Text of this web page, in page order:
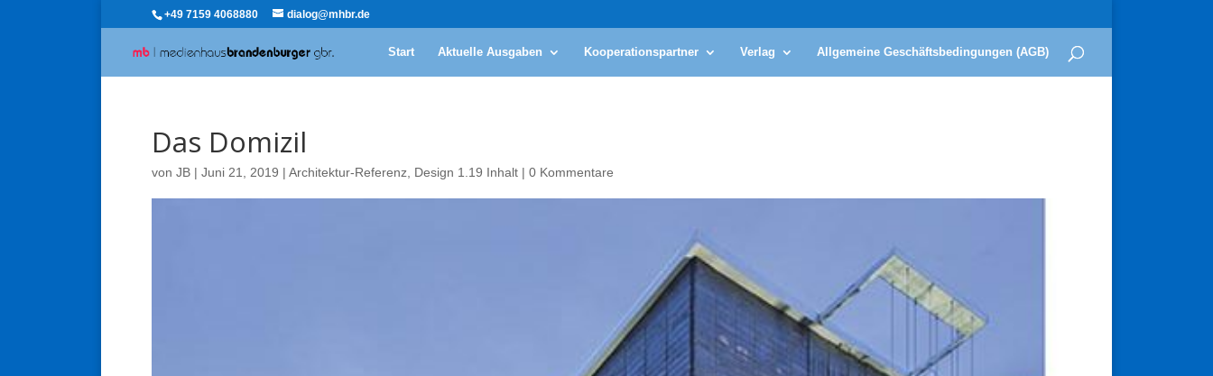
+49 7159 4068880 dialog@mhbr.de
Start Aktuelle Ausgaben Kooperationspartner Verlag Allgemeine Geschäftsbedingungen (AGB)
Das Domizil
von JB | Juni 21, 2019 | Architektur-Referenz Design 1.19 Inhalt | 0 Kommentare